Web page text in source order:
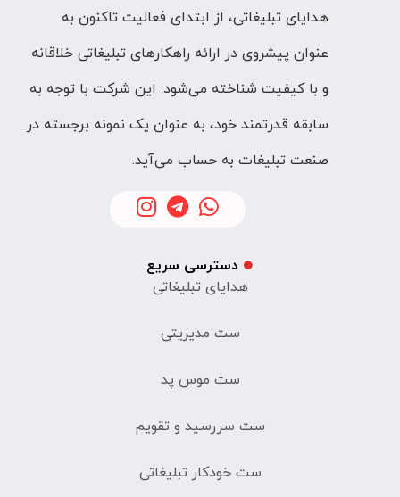
هدایای تبلیغاتی، از ابتدای فعالیت تاکنون به
عنوان پیشروی در ارائه راهکارهای تبلیغاتی خلاقانه
و با کیفیت شناخته می‌شود. این شرکت با توجه به
سابقه قدرتمند خود، به عنوان یک نمونه برجسته در
صنعت تبلیغات به حساب می‌آید.
دسترسی سریع
هدایای تبلیغاتی
ست مدیریتی
ست موس پد
ست سررسید و تقویم
ست خودکار تبلیغاتی